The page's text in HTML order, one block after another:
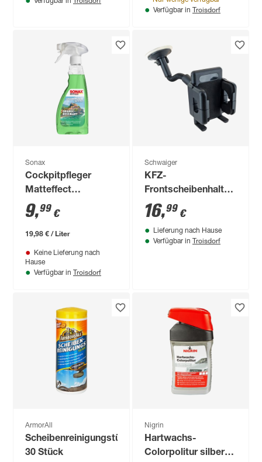
Verfügbar in Troisdorf
Sonax
Cockpitpfleger
Matteffect
Orange+Rosemary
500ml
9,99 €
19,98 € / Liter
Keine Lieferung nach
Hause
Verfügbar in Troisdorf
Schwaiger
KFZ-
Frontscheibenhalter
flexibel
16,99 €
Lieferung nach Hause
Verfügbar in Troisdorf
ArmorAll
Scheibenreinigungstücher
30 Stück
Nigrin
Hartwachs-
Colorpolitur silbern